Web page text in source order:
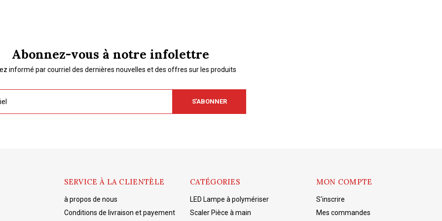
Abonnez-vous à notre infolettre
informé par courriel des dernières nouvelles et des offres sur les produits
S'ABONNER
SERVICE À LA CLIENTÈLE
à propos de nous
Conditions de livraison et payement
CATÉGORIES
LED Lampe à polymériser
Scaler Pièce à main
MON COMPTE
S'inscrire
Mes commandes